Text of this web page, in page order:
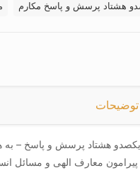
هشتاد پرسش و پاسخ مکارم
توضیحات
هشتاد پرسش و پاسخ – به
معارف الهی و مسائل